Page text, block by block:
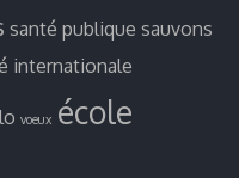
santé publique sauvons
internationale
voeux école